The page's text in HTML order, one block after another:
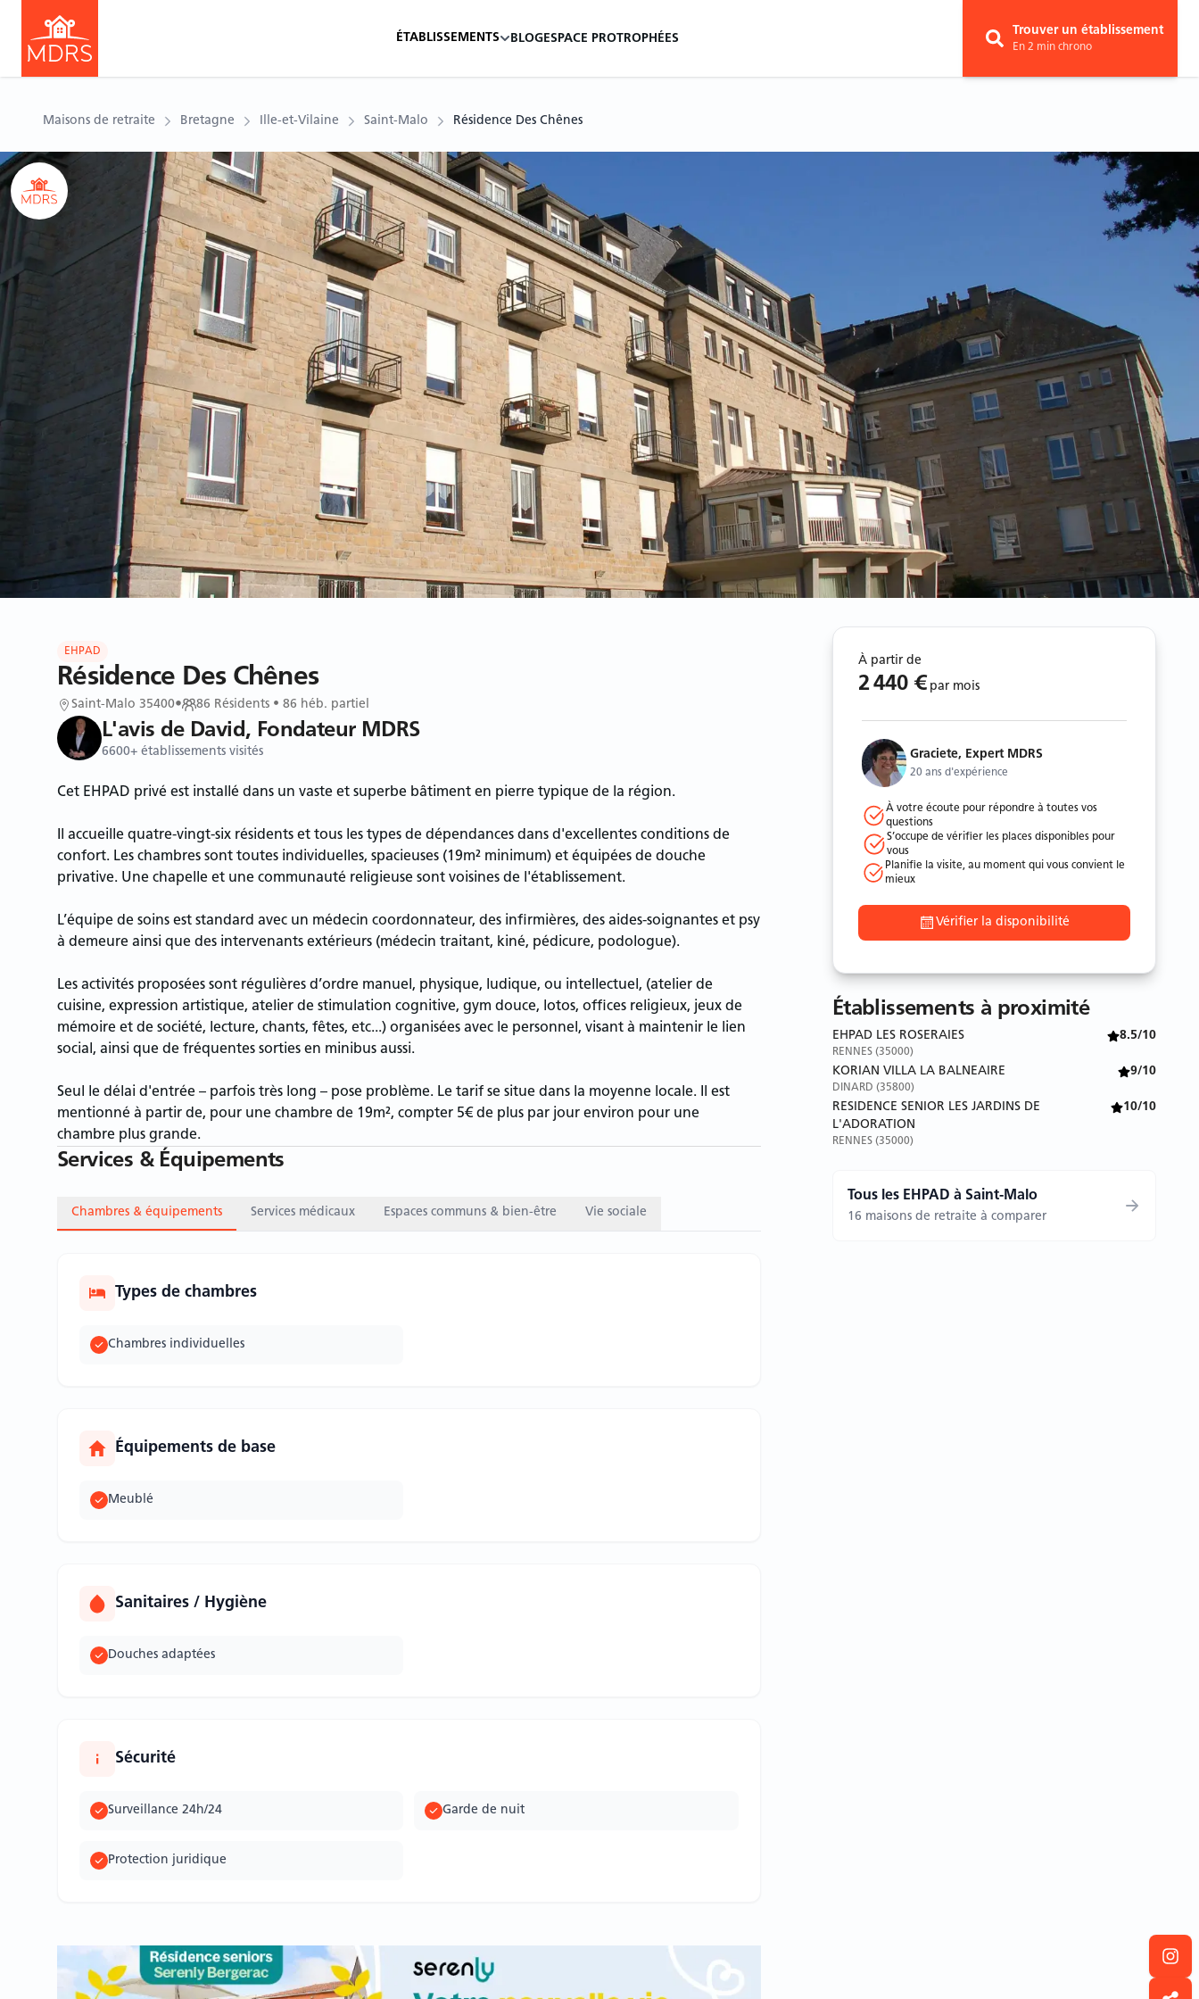
ÉTABLISSEMENTS BLOGESPACE PROTROPHÉES
Trouver un établissement
En 2 min chrono
Maisons de retraite Bretagne Ille-et-Vilaine Saint-Malo Résidence Des Chênes
le carousel
EHPAD
Résidence Des Chênes
Saint-Malo 35400• 86 Résidents • 86 héb. partiel
L'avis de David, Fondateur MDRS
6600+ établissements visités
Cet EHPAD privé est installé dans un vaste et superbe bâtiment en pierre typique de la région.
Il accueille quatre-vingt-six résidents et tous les types de dépendances dans d'excellentes conditions de
confort. Les chambres sont toutes individuelles, spacieuses (19m² minimum) et équipées de douche
privative. Une chapelle et une communauté religieuse sont voisines de l'établissement.
L’équipe de soins est standard avec un médecin coordonnateur, des infirmières, des aides-soignantes et psy
à demeure ainsi que des intervenants extérieurs (médecin traitant, kiné, pédicure, podologue).
Les activités proposées sont régulières d’ordre manuel, physique, ludique, ou intellectuel, (atelier de
cuisine, expression artistique, atelier de stimulation cognitive, gym douce, lotos, offices religieux, jeux de
mémoire et de société, lecture, chants, fêtes, etc...) organisées avec le personnel, visant à maintenir le lien
social, ainsi que de fréquentes sorties en minibus aussi.
Seul le délai d'entrée – parfois très long – pose problème. Le tarif se situe dans la moyenne locale. Il est
mentionné à partir de, pour une chambre de 19m², compter 5€ de plus par jour environ pour une
chambre plus grande.
Services & Équipements
Chambres & équipements Services médicaux Espaces communs & bien-être Vie sociale
Types de chambres
Chambres individuelles
Équipements de base
Meublé
Sanitaires / Hygiène
Douches adaptées
Sécurité
Surveillance 24h/24 Garde de nuit
Protection juridique
À partir de
2 440 € par mois
Graciete, Expert MDRS
20 ans d'expérience
À votre écoute pour répondre à toutes vos
questions
S’occupe de vérifier les places disponibles pour
vous
Planifie la visite, au moment qui vous convient le
mieux
Vérifier la disponibilité
Établissements à proximité
EHPAD LES ROSERAIES 8.5/10
RENNES (35000)
KORIAN VILLA LA BALNEAIRE 9/10
DINARD (35800)
RESIDENCE SENIOR LES JARDINS DE
L'ADORATION
10/10
RENNES (35000)
Tous les EHPAD à Saint-Malo
16 maisons de retraite à comparer